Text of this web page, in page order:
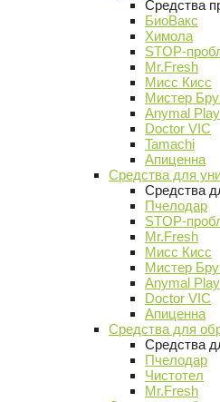
Средства
БиоВакс
Химола
STOP-
Mr.Fresh
Мисс Кисс
Мистер
Anymal Play
Doctor VIC
Tamachi
Апиценна
Средства для
Средства
Пчелодар
STOP-
Mr.Fresh
Мисс Кисс
Мистер
Anymal Play
Doctor VIC
Апиценна
Средства для
Средства
Пчелодар
Чистотел
Mr.Fresh